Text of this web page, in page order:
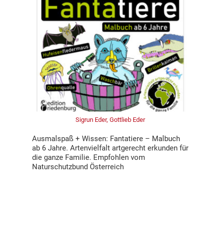
Sigrun Eder, Gottlieb Eder
Ausmalspaß + Wissen: Fantatiere – Malbuch
ab 6 Jahre. Artenvielfalt artgerecht erkunden für
die ganze Familie. Empfohlen vom
Naturschutzbund Österreich